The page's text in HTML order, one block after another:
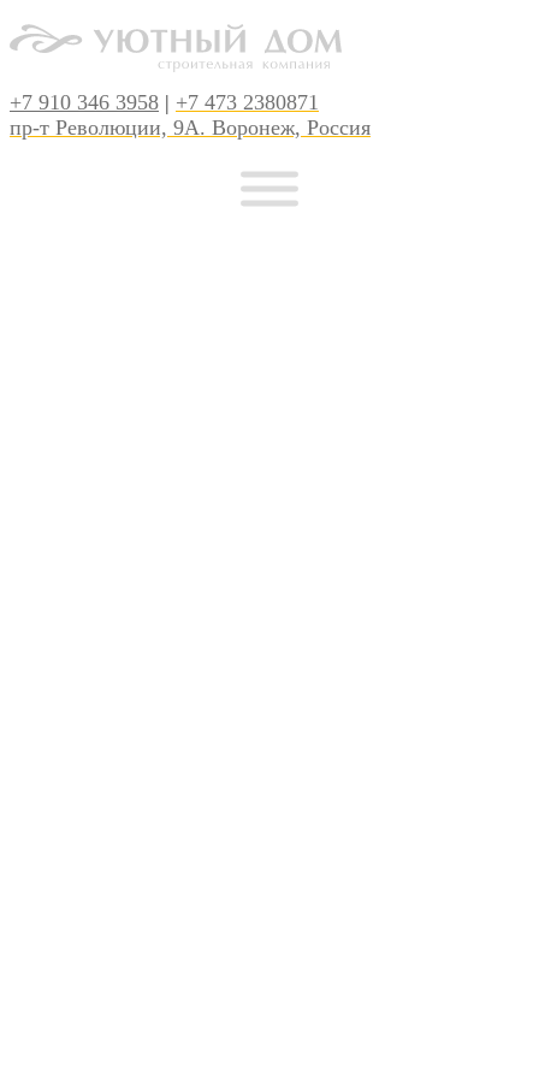
+7 910 346 3958 | +7 473 2380871
пр-т Революции, 9А. Воронеж, Россия